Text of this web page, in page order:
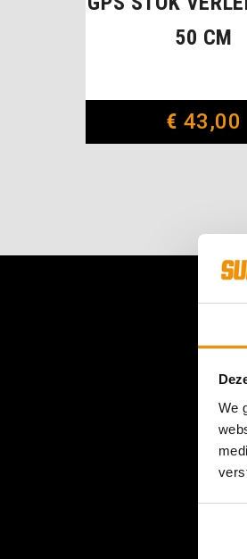
We
50 CM
€ 43,00